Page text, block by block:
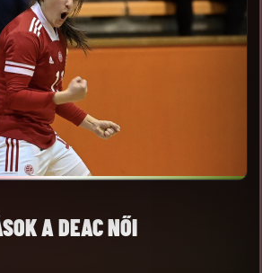
A DEAC NŐI